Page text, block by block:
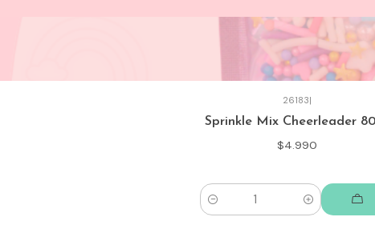
26183|
Sprinkle Mix Cheerleader
$4.990
Cantidad